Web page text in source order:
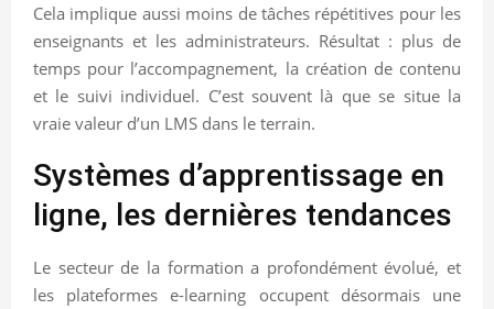
Cela implique aussi moins de tâches répétitives pour les
enseignants et les administrateurs. Résultat : plus de
temps pour l’accompagnement, la création de contenu
et le suivi individuel. C’est souvent là que se situe la
vraie valeur d’un LMS dans le terrain.
Systèmes d’apprentissage en
ligne, les dernières tendances
Le secteur de la formation a profondément évolué, et
les plateformes e-learning occupent désormais une